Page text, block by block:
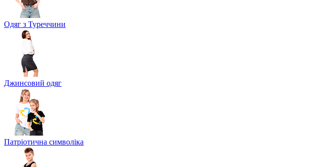
Одяг з Туреччини
Джинсовий одяг
Патріотична символіка